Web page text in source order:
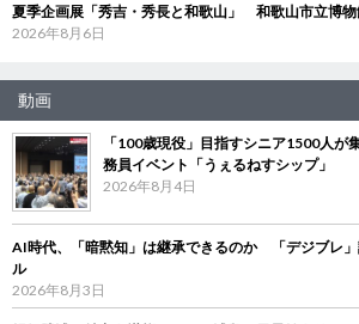
夏季企画展「秀吉・秀長と和歌山」 和歌山市立博物
2026年8月6日
動画
「100歳現役」目指すシニア1500人
務員イベント「うぇるねすシップ」
2026年8月4日
AI時代、「暗黙知」は継承できるのか 「デジブレ
ル
2026年8月3日